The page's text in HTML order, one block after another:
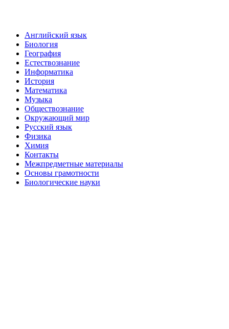
Английский язык
Биология
География
Естествознание
Информатика
История
Математика
Музыка
Обществознание
Окружающий мир
Русский язык
Физика
Химия
Контакты
Межпредметные материалы
Основы грамотности
Биологические науки